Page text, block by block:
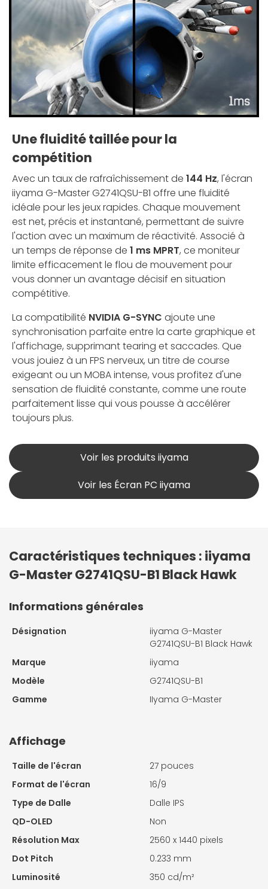
Une fluidité taillée pour la
compétition
Avec un taux de rafraîchissement de 144 Hz, l'écran
iiyama G-Master G2741QSU-B1 offre une fluidité
idéale pour les jeux rapides. Chaque mouvement
est net, précis et instantané, permettant de suivre
l'action avec un maximum de réactivité. Associé à
un temps de réponse de 1 ms MPRT, ce moniteur
limite efficacement le flou de mouvement pour
vous donner un avantage décisif en situation
compétitive.
La compatibilité NVIDIA G-SYNC ajoute une
synchronisation parfaite entre la carte graphique et
l'affichage, supprimant tearing et saccades. Que
vous jouiez à un FPS nerveux, un titre de course
exigeant ou un MOBA intense, vous profitez d'une
sensation de fluidité constante, comme une route
parfaitement lisse qui vous pousse à accélérer
toujours plus.
Voir les produits iiyama
Voir les Écran PC iiyama
Caractéristiques techniques : iiyama
G-Master G2741QSU-B1 Black Hawk
Informations générales
Désignation
iiyama G-Master
G2741QSU-B1 Black Hawk
Marque
iiyama
Modèle
G2741QSU-B1
Gamme
IIyama G-Master
Affichage
Taille de l'écran
27 pouces
Format de l'écran
16/9
Type de Dalle
Dalle IPS
QD-OLED
Non
Résolution Max
2560 x 1440 pixels
Dot Pitch
0.233 mm
Luminosité
350 cd/m²